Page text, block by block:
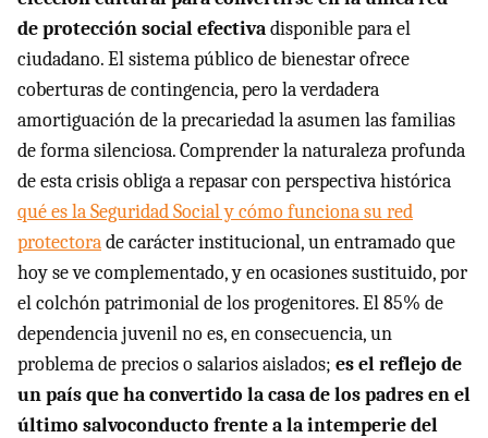
de protección social efectivadisponible para el
ciudadano. El sistema público de bienestar ofrece
coberturas de contingencia, pero la verdadera
amortiguación de la precariedad la asumen las familias
de forma silenciosa. Comprender la naturaleza profunda
de esta crisis obliga a repasar con perspectiva histórica
qué es la Seguridad Social y cómo funciona su red
protectorade carácter institucional, un entramado que
hoy se ve complementado, y en ocasiones sustituido, por
el colchón patrimonial de los progenitores. El 85% de
dependencia juvenil no es, en consecuencia, un
problema de precios o salarios aislados; es el reflejo de
un país que ha convertido la casa de los padres en el
último salvoconducto frente a la intemperie del